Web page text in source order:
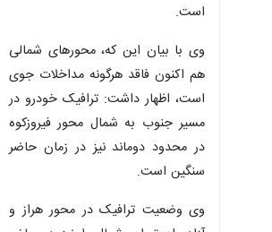
است.
وی با بیان این که، محورهای شمالی
هم اکنون فاقد هرگونه مداخلات جوی
است، اظهار داشت: ترافیک خودرو در
مسیر جنوب به شمال محور فیروزکوه
در محدود دوماند نیز در زمان حاضر
سنگین است.
وی وضعیت ترافیک در محور هراز و